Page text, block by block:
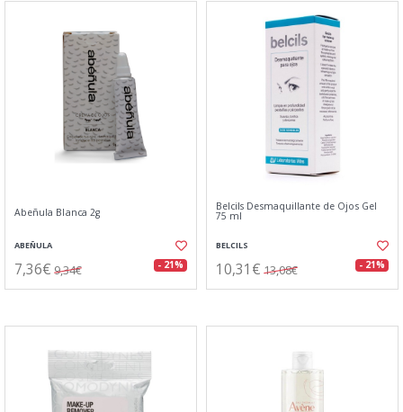
Abeñula Blanca 2g
ABEÑULA
7,36€ 9,34€ - 21%
Belcils Desmaquillante de Ojos Gel
75 ml
BELCILS
10,31€ 13,08€ - 21%